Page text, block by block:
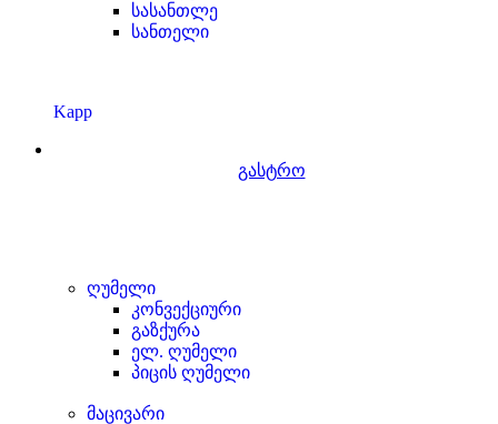
სასანთლე
სანთელი
Kapp
გასტრო
ღუმელი
კონვექციური
გაზქურა
ელ. ღუმელი
პიცის ღუმელი
მაცივარი